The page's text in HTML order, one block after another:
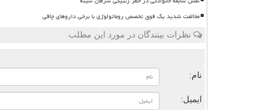
مخالفت شدید یک فوق تخصص روماتولوژی با برخی داروهای چاقی
نظرات بینندگان در مورد این مطلب
نام:
ایمیل: